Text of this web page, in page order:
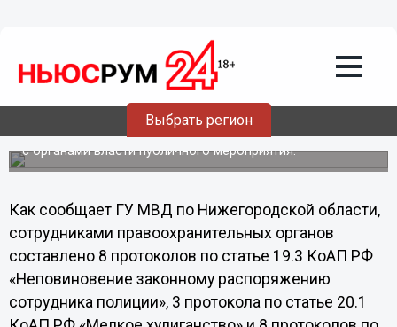
Выбрать регион
45 сообщений, связанных с выборами
4 декабря за период голосования в рабочую группу
оперативного штаба по профилактике правонарушений
ГУ МВД России по Нижегородской области поступило
45 сообщений, связанных с проведением выборов, в том
числе пресечена попытка проведения несогласованного
с органами власти публичного мероприятия.
Как сообщает ГУ МВД по Нижегородской области,
сотрудниками правоохранительных органов
составлено 8 протоколов по статье 19.3 КоАП РФ
«Неповиновение законному распоряжению
сотрудника полиции», 3 протокола по статье 20.1